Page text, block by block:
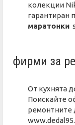
колекции
гарантиран
маратонки
фирми за
От кухнята
Поискайте
ремонтните